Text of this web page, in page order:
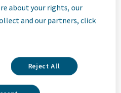
společnost, která
nebo o poskytování
světě, jsme odhodláni řešit
Zde se stanete součástí
která si cení kreativního
about your rights, our
and our partners, click
Reject All